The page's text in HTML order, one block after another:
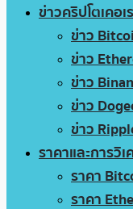
ข่าวคริปโตเคอเ
ข่าว
ข่าว
ข่าว
ข่าว
ข่าว
ราคาและการวิเ
ราคา
ราคา